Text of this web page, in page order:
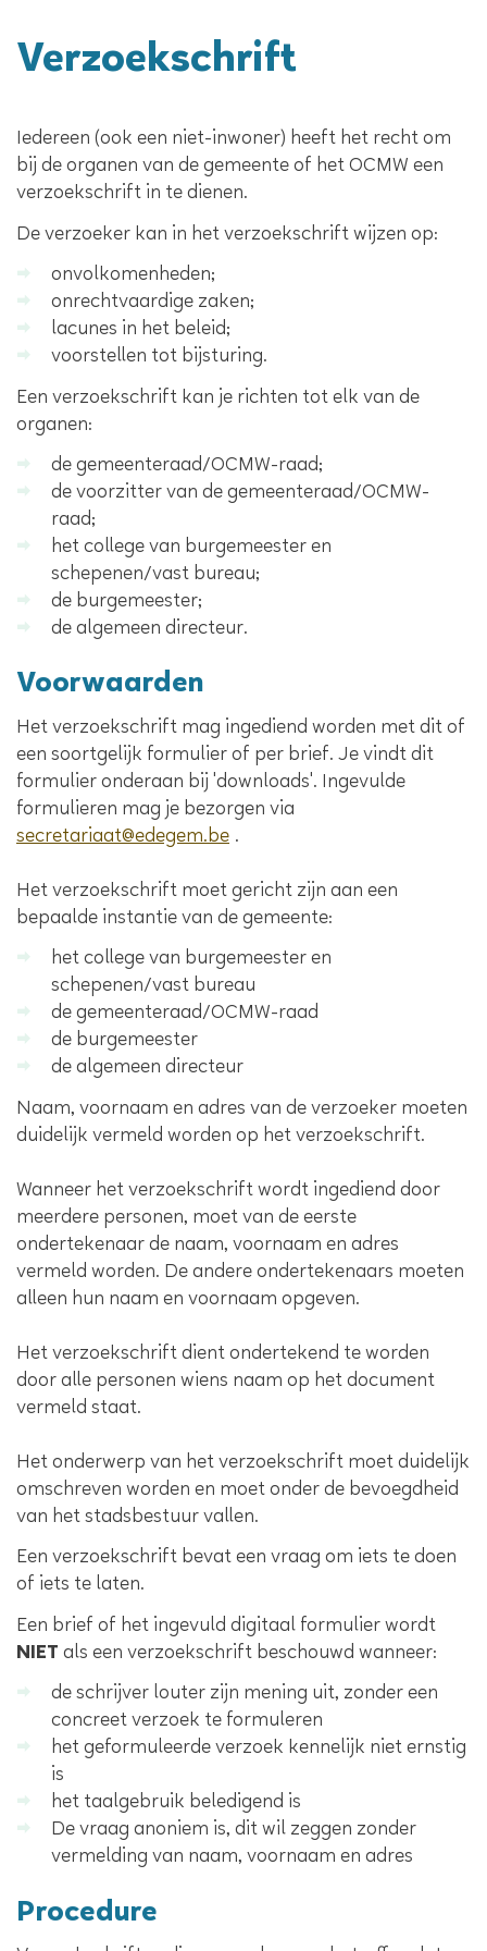
Verzoekschrift
Inhoud
Iedereen (ook een niet-inwoner) heeft het recht om
bij de organen van de gemeente of het OCMW een
verzoekschrift in te dienen.
De verzoeker kan in het verzoekschrift wijzen op:
onvolkomenheden;
onrechtvaardige zaken;
lacunes in het beleid;
voorstellen tot bijsturing.
Een verzoekschrift kan je richten tot elk van de
organen:
de gemeenteraad/OCMW-raad;
de voorzitter van de gemeenteraad/OCMW-
raad;
het college van burgemeester en
schepenen/vast bureau;
de burgemeester;
de algemeen directeur.
Voorwaarden
Het verzoekschrift mag ingediend worden met dit of
een soortgelijk formulier of per brief. Je vindt dit
formulier onderaan bij 'downloads'. Ingevulde
formulieren mag je bezorgen via
secretariaat@edegem.be .
Het verzoekschrift moet gericht zijn aan een
bepaalde instantie van de gemeente:
het college van burgemeester en
schepenen/vast bureau
de gemeenteraad/OCMW-raad
de burgemeester
de algemeen directeur
Naam, voornaam en adres van de verzoeker moeten
duidelijk vermeld worden op het verzoekschrift.
Wanneer het verzoekschrift wordt ingediend door
meerdere personen, moet van de eerste
ondertekenaar de naam, voornaam en adres
vermeld worden. De andere ondertekenaars moeten
alleen hun naam en voornaam opgeven.
Het verzoekschrift dient ondertekend te worden
door alle personen wiens naam op het document
vermeld staat.
Het onderwerp van het verzoekschrift moet duidelijk
omschreven worden en moet onder de bevoegdheid
van het stadsbestuur vallen.
Een verzoekschrift bevat een vraag om iets te doen
of iets te laten.
Een brief of het ingevuld digitaal formulier wordt
NIET als een verzoekschrift beschouwd wanneer:
de schrijver louter zijn mening uit, zonder een
concreet verzoek te formuleren
het geformuleerde verzoek kennelijk niet ernstig
is
het taalgebruik beledigend is
De vraag anoniem is, dit wil zeggen zonder
vermelding van naam, voornaam en adres
Procedure